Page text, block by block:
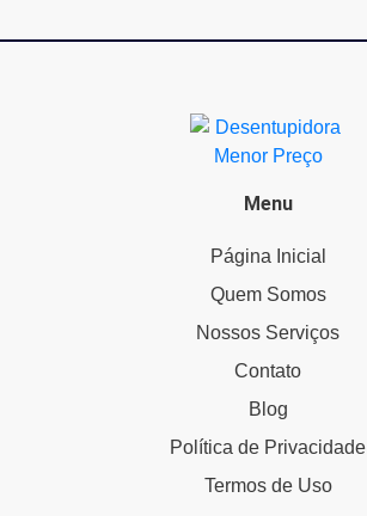
Menu
Página Inicial
Quem Somos
Nossos Serviços
Contato
Blog
Política de Privacidade
Termos de Uso